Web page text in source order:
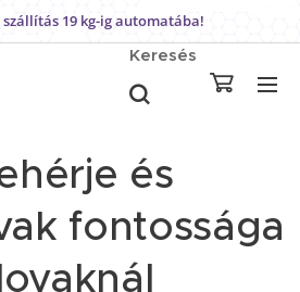
szállítás 19 kg-ig automatába!
Keresés
és
fontossága